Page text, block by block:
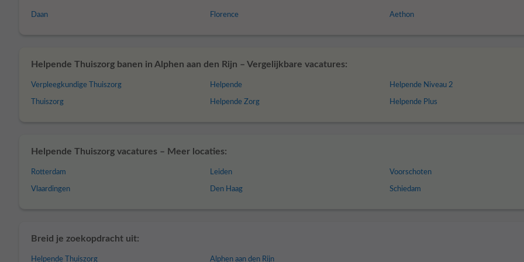
Daan Florence Aethon
Helpende Thuiszorg banen in Alphen aan den Rijn – Vergelijkbare vacatures:
Verpleegkundige Thuiszorg
Thuiszorg
Helpende
Helpende Zorg
Helpende Niveau 2
Helpende Plus
Helpende Thuiszorg vacatures – Meer locaties:
Rotterdam
Vlaardingen
Leiden
Den Haag
Voorschoten
Schiedam
Breid je zoekopdracht uit:
Helpende Thuiszorg Alphen aan den Rijn